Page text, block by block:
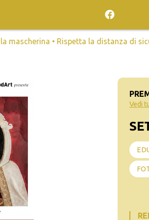
la mascherina • Rispetta la distanza di
Vedi